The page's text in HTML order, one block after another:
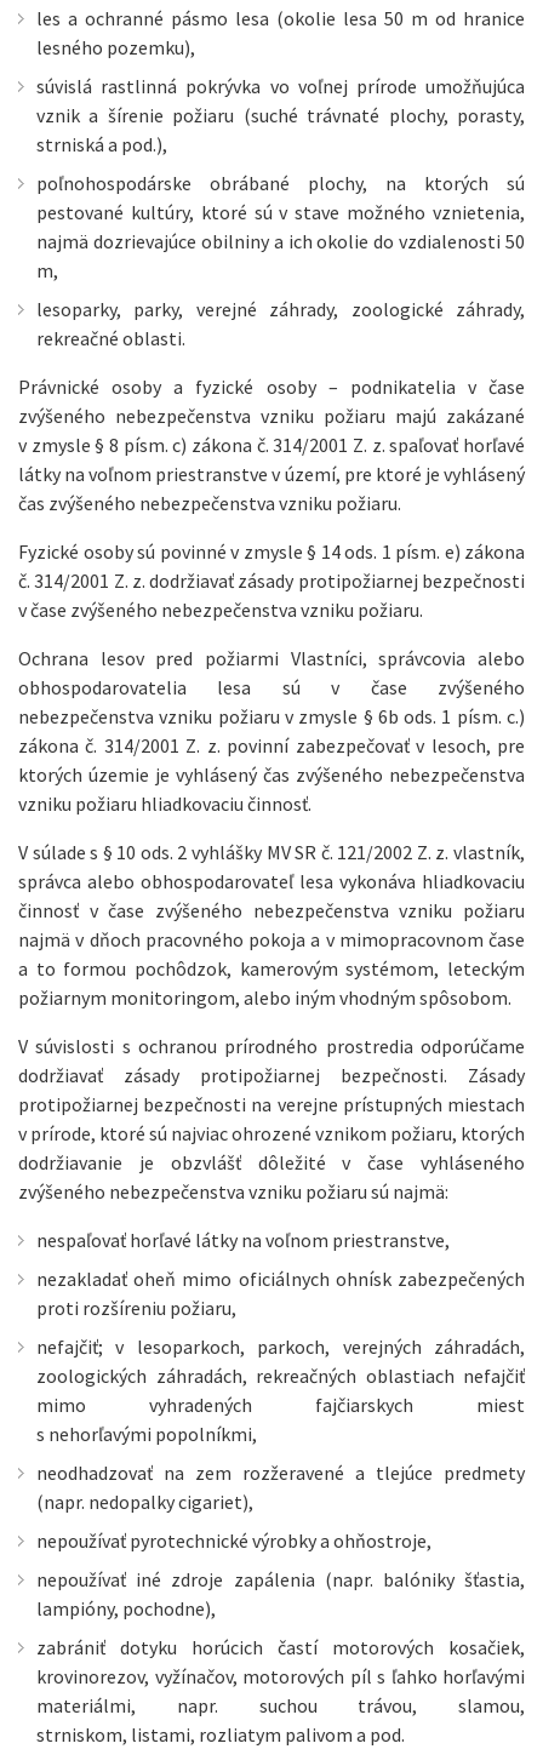
les a ochranné pásmo lesa (okolie lesa 50 m od hranice
lesného pozemku),
súvislá rastlinná pokrývka vo voľnej prírode umožňujúca
vznik a šírenie požiaru (suché trávnaté plochy, porasty,
strniská a pod.),
poľnohospodárske obrábané plochy, na ktorých sú
pestované kultúry, ktoré sú v stave možného vznietenia,
najmä dozrievajúce obilniny a ich okolie do vzdialenosti 50
m,
lesoparky, parky, verejné záhrady, zoologické záhrady,
rekreačné oblasti.
Právnické osoby a fyzické osoby – podnikatelia v čase
zvýšeného nebezpečenstva vzniku požiaru majú zakázané
v zmysle § 8 písm. c) zákona č. 314/2001 Z. z. spaľovať horľavé
látky na voľnom priestranstve v území, pre ktoré je vyhlásený
čas zvýšeného nebezpečenstva vzniku požiaru.
Fyzické osoby sú povinné v zmysle § 14 ods. 1 písm. e) zákona
č. 314/2001 Z. z. dodržiavať zásady protipožiarnej bezpečnosti
v čase zvýšeného nebezpečenstva vzniku požiaru.
Ochrana lesov pred požiarmi Vlastníci, správcovia alebo
obhospodarovatelia lesa sú v čase zvýšeného
nebezpečenstva vzniku požiaru v zmysle § 6b ods. 1 písm. c.)
zákona č. 314/2001 Z. z. povinní zabezpečovať v lesoch, pre
ktorých územie je vyhlásený čas zvýšeného nebezpečenstva
vzniku požiaru hliadkovaciu činnosť.
V súlade s § 10 ods. 2 vyhlášky MV SR č. 121/2002 Z. z. vlastník,
správca alebo obhospodarovateľ lesa vykonáva hliadkovaciu
činnosť v čase zvýšeného nebezpečenstva vzniku požiaru
najmä v dňoch pracovného pokoja a v mimopracovnom čase
a to formou pochôdzok, kamerovým systémom, leteckým
požiarnym monitoringom, alebo iným vhodným spôsobom.
V súvislosti s ochranou prírodného prostredia odporúčame
dodržiavať zásady protipožiarnej bezpečnosti. Zásady
protipožiarnej bezpečnosti na verejne prístupných miestach
v prírode, ktoré sú najviac ohrozené vznikom požiaru, ktorých
dodržiavanie je obzvlášť dôležité v čase vyhláseného
zvýšeného nebezpečenstva vzniku požiaru sú najmä:
nespaľovať horľavé látky na voľnom priestranstve,
nezakladať oheň mimo oficiálnych ohnísk zabezpečených
proti rozšíreniu požiaru,
nefajčiť; v lesoparkoch, parkoch, verejných záhradách,
zoologických záhradách, rekreačných oblastiach nefajčiť
mimo vyhradených fajčiarskych miest
s nehorľavými popolníkmi,
neodhadzovať na zem rozžeravené a tlejúce predmety
(napr. nedopalky cigariet),
nepoužívať pyrotechnické výrobky a ohňostroje,
nepoužívať iné zdroje zapálenia (napr. balóniky šťastia,
lampióny, pochodne),
zabrániť dotyku horúcich častí motorových kosačiek,
krovinorezov, vyžínačov, motorových píl s ľahko horľavými
materiálmi, napr. suchou trávou, slamou,
strniskom, listami, rozliatym palivom a pod.